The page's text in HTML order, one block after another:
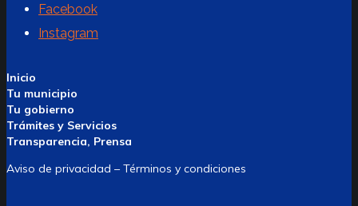
Facebook
Instagram
Inicio
Tu municipio
Tu gobierno
Trámites y Servicios
Transparencia, Prensa
Aviso de privacidad – Términos y condiciones